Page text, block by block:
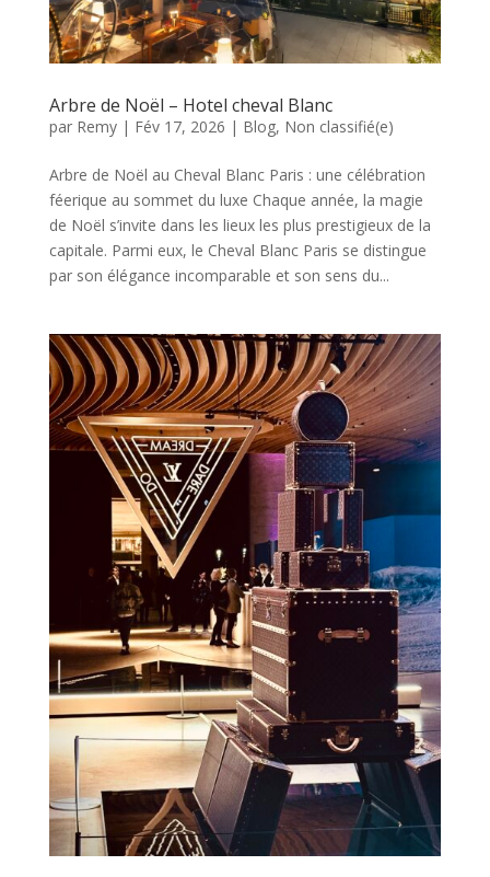
Arbre de Noël – Hotel cheval Blanc
par Remy| Fév 17, 2026 | Blog, Non classifié(e)
Arbre de Noël au Cheval Blanc Paris : une célébration
féerique au sommet du luxe Chaque année, la magie
de Noël s’invite dans les lieux les plus prestigieux de la
capitale. Parmi eux, le Cheval Blanc Paris se distingue
par son élégance incomparable et son sens du...